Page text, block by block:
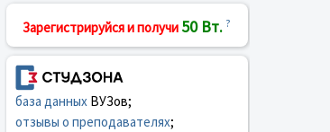
Зарегистрируйся и получи 50 Вт. ?
база данныхВУЗов;
отзывы о преподавателях;